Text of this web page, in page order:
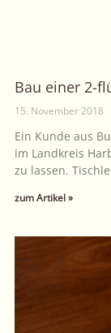
Bau einer 2-
15. November 2018
Ein Kunde aus
im Landkreis
zu lassen.
zum Artikel »